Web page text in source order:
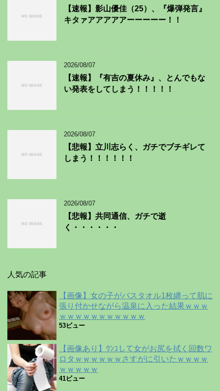
【速報】影山優佳（25）、『爆弾発言』
キタァアアアアアーーーーー！！
2026/08/07
【速報】『有吉の夏休み』、とんでもな
い発表をしてしまう！！！！！
2026/08/07
【悲報】立川志らく、ガチでブチギレて
しまう！！！！！！
2026/08/07
【悲報】共同通信、ガチで逝
く・・・・・・
人気の記事
【画像】女の子がバスタオル1枚纏って肌に
張り付かせながら温泉に入った結果ｗｗｗ
ｗｗｗｗｗｗｗｗｗｗｗ
53ビュー
【画像あり】ｳﾝｺして女がお尻を拭く回数ワ
ロタｗｗｗｗｗｗさすがに引いたｗｗｗｗ
ｗｗｗｗｗ
41ビュー